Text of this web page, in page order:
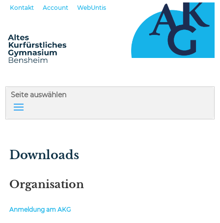
Kontakt Account WebUntis
Seite auswählen
Downloads
Organisation
Anmeldung am AKG